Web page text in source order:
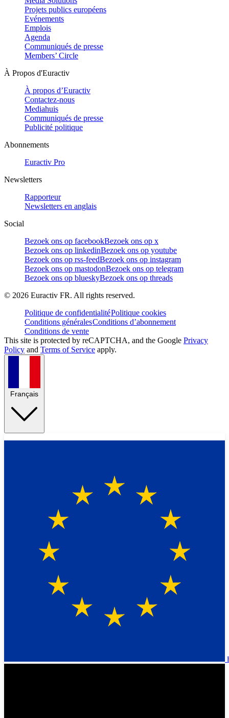
Projets publics européens
Evénements
Emplois
Agenda
Communiqués de presse
Members’ Circle
À Propos d'Euractiv
À propos d’Euractiv
Contactez-nous
Mediahuis
Communiqués de presse
Publicité politique
Abonnements
Euractiv Pro
Newsletters
Rapporteur
Newsletters en anglais
Social
Bezoek ons op facebookBezoek ons op x
Bezoek ons op linkedinBezoek ons op youtube
Bezoek ons op rss-feedBezoek ons op instagram
Bezoek ons op mastodonBezoek ons op telegram
Bezoek ons op blueskyBezoek ons op threads
© 2026 Euractiv FR. All rights reserved.
Politique de confidentialitéPolitique cookies
Conditions généralesConditions d’abonnement
Conditions de vente
This site is protected by reCAPTCHA, and the Google Privacy
Policy and Terms of Service apply.
Français